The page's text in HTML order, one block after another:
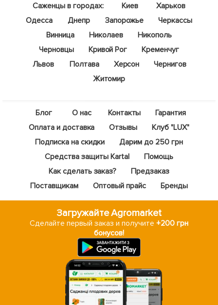
Саженцы в городах: Киев
Харьков
Одесса
Днепр Запорожье
Черкассы
Винница
Николаев
Никополь
Черновцы
Кривой Рог
Кременчуг
Львов
Полтава Херсон
Чернигов
Житомир
Блог О нас Контакты
Гарантия
Оплата и доставка
Отзывы
Клуб "LUX"
Подписка на скидки
Дарим до 250 грн
Средства защиты Kartal
Помощь
Как сделать заказ?
Предзаказ
Поставщикам
Оптовый прайс Бренды
Загружайте Agromarket
Сделайте первый заказ и получите +200 грн
бонусов!